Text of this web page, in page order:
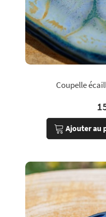
Coupelle
Ajouter au